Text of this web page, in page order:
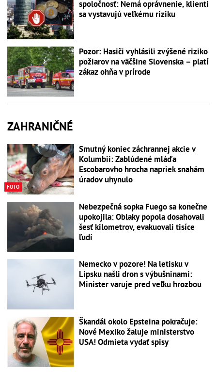
spoločnosť: Nemá oprávnenie, klienti
sa vystavujú veľkému riziku
Pozor: Hasiči vyhlásili zvýšené riziko
požiarov na väčšine Slovenska – platí
zákaz ohňa v prírode
ZAHRANIČNÉ
FOTO
Smutný koniec záchrannej akcie v
Kolumbii: Zablúdené mláďa
Escobarovho hrocha napriek snahám
úradov uhynulo
Nebezpečná sopka Fuego sa konečne
upokojila: Oblaky popola dosahovali
šesť kilometrov, evakuovali tisíce
ľudí
Nemecko v pozore! Na letisku v
Lipsku našli dron s výbušninami:
Minister varuje pred veľku hrozbou
Škandál okolo Epsteina pokračuje:
Nové Mexiko žaluje ministerstvo
USA! Odmieta vydať spisy